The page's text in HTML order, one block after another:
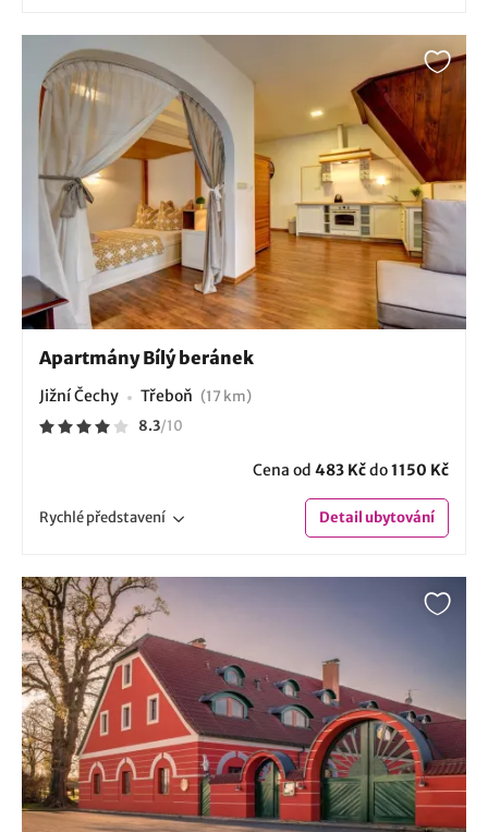
Apartmány Bílý beránek
Jižní Čechy Třeboň (17 km)
8.3/10
Cena od 483 Kčdo1150 Kč
Rychlépředstavení Detailubytování